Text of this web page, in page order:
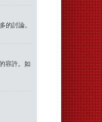
的討論。
容許。如